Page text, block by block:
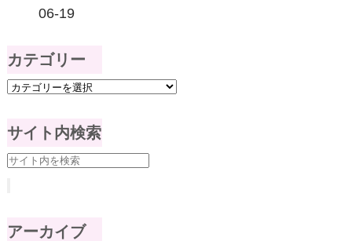
06-19
カテゴリー
サイト内検索
アーカイブ